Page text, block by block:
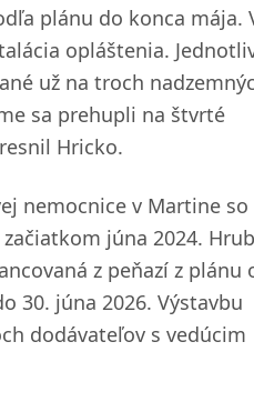
plánu do konca mája.
opláštenia.
už na troch
sa prehupli na štvrté
Hricko.
nemocnice v Martine so
júna 2024.
z peňazí z plánu
30. júna 2026. Výstavbu
dodávateľov s vedúcim